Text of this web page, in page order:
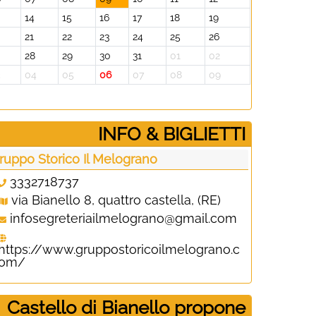
14 15 16 17 18
19
21 22 23 24 25
26
28 29 30 31 01
02
04 05 06 07 08 09
­INFO & BIGLIETTI
Storico Il Melograno
3332718737
via Bianello 8, quattro castella, (RE)
infosegreteriailmelograno@gmail.com
https://www.gruppostoricoilmelograno.c
Castello di Bianello propone